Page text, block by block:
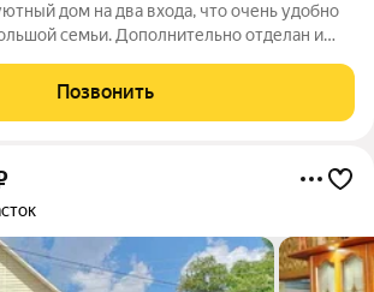
дом на два входа, что очень удобно
семьи. Дополнительно отделан и
в классических цветах. Имеется и
этаж
Позвонить